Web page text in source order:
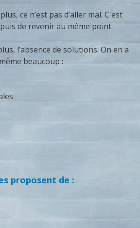
ce n’est pas d’aller mal. C'est
de revenir au même point.
l’absence de solutions. On en a
même beaucoup :
proposent de :